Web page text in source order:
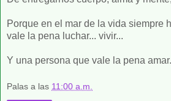
Porque en el mar de la vida siempre
vale la pena luchar... vivir...
Y una persona que vale la pena
Palas a las 11:00 a.m.